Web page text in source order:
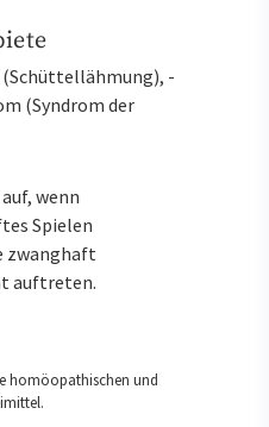
-
(Syndrom der
wenn
Spielen
zwanghaft
auftreten.
homöopathischen und